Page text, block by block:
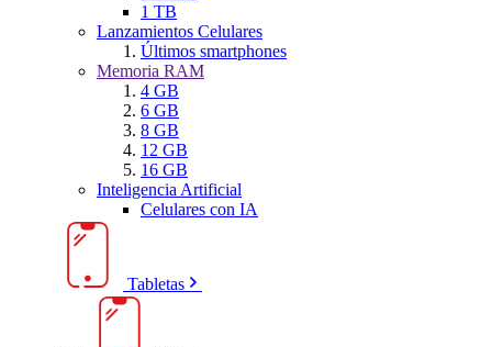
1 TB
Lanzamientos Celulares
Últimos smartphones
Memoria RAM
4 GB
6 GB
8 GB
12 GB
16 GB
Inteligencia Artificial
Celulares con IA
Tabletas